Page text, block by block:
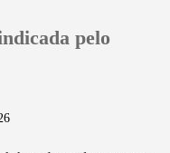
pelo